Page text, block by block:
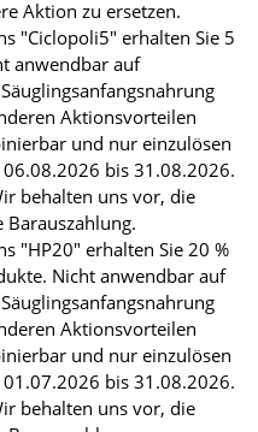
Aktion zu ersetzen.
"Ciclopoli5" erhalten Sie 5
anwendbar auf
Aktionsvorteilen
und nur einzulösen
bis 31.08.2026.
behalten uns vor, die
"HP20" erhalten Sie 20 %
Nicht anwendbar auf
Aktionsvorteilen
und nur einzulösen
bis 31.08.2026.
behalten uns vor, die